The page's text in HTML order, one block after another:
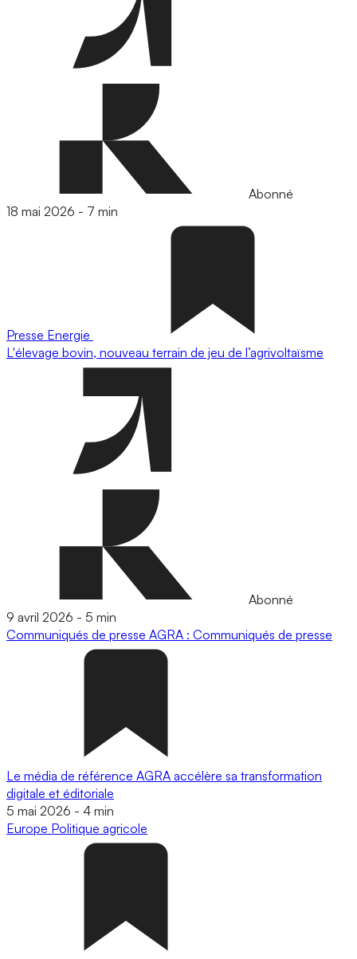
Abonné
18 mai 2026 - 7 min
Presse Energie
L'élevage bovin, nouveau terrain de jeu de l’agrivoltaïsme
Abonné
9 avril 2026 - 5 min
Communiqués de presse AGRA : Communiqués de presse
Le média de référence AGRA accélère sa transformation
digitale et éditoriale
5 mai 2026 - 4 min
Europe Politique agricole